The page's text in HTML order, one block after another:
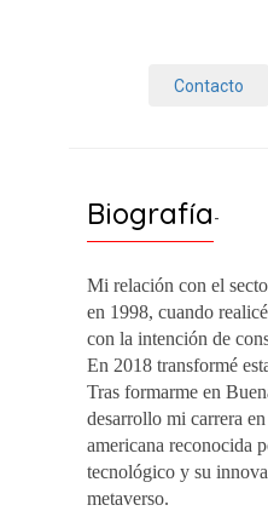
Contacto
Biografía-
Mi relación con el
en 1998, cuando
con la intención de
En 2018 transformé
Tras formarme en
desarrollo mi carrera en
americana reconocida
tecnológico y su
metaverso.